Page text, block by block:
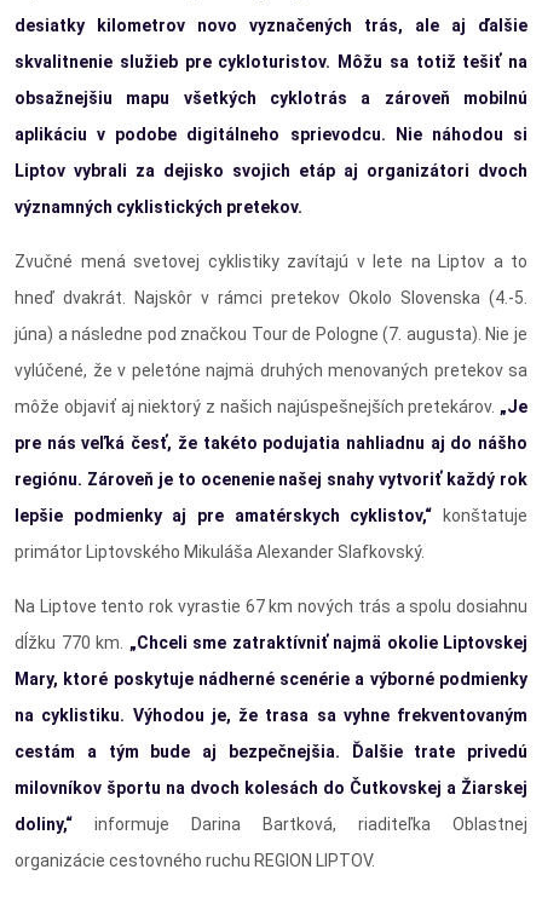
desiatky kilometrov novo vyznačených trás, ale aj ďalšie
skvalitnenie služieb pre cykloturistov. Môžu sa totiž tešiť na
obsažnejšiu mapu všetkých cyklotrás a zároveň mobilnú
aplikáciu v podobe digitálneho sprievodcu. Nie náhodou si
Liptov vybrali za dejisko svojich etáp aj organizátori dvoch
významných cyklistických pretekov.
Zvučné mená svetovej cyklistiky zavítajú v lete na Liptov a to
hneď dvakrát. Najskôr v rámci pretekov Okolo Slovenska (4.-5.
júna) a následne pod značkou Tour de Pologne (7. augusta). Nie je
vylúčené, že v peletóne najmä druhých menovaných pretekov sa
môže objaviť aj niektorý z našich najúspešnejších pretekárov. „Je
pre nás veľká česť, že takéto podujatia nahliadnu aj do nášho
regiónu. Zároveň je to ocenenie našej snahy vytvoriť každý rok
lepšie podmienky aj pre amatérskych cyklistov,“ konštatuje
primátor Liptovského Mikuláša Alexander Slafkovský.
Na Liptove tento rok vyrastie 67 km nových trás a spolu dosiahnu
dĺžku 770 km.
„Chceli sme zatraktívniť najmä okolie Liptovskej
Mary, ktoré poskytuje nádherné scenérie a výborné podmienky
na cyklistiku. Výhodou je, že trasa sa vyhne frekventovaným
cestám a tým bude aj bezpečnejšia. Ďalšie trate privedú
milovníkov športu na dvoch kolesách do Čutkovskej a Žiarskej
doliny,“ informuje Darina Bartková, riaditeľka Oblastnej
organizácie cestovného ruchu REGION LIPTOV.